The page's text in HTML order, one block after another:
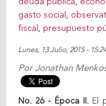
deuda pública,
gasto social,
fiscal, presupuesto
Lunes, 13 Julio, 2015 - 15:24
PorJonathan
No. 26 - Época II. El